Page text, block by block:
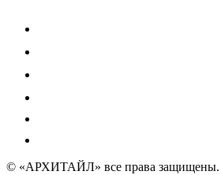
© «АРХИТАЙЛ» все права защищены.